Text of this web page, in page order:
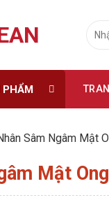
kiếm:
PHẨM
Sâm Ngâm Mật
Mật